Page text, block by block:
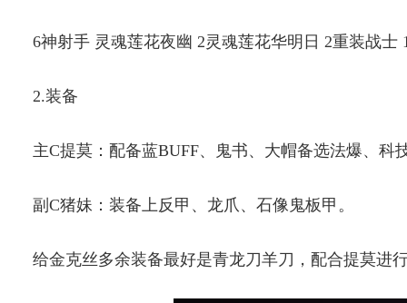
6神射手 灵魂莲花夜幽 2灵魂莲花华明日 2重装战士
2.装备
主C提莫：配备蓝BUFF、鬼书、大帽备选法爆、科
副C猪妹：装备上反甲、龙爪、石像鬼板甲。
给金克丝多余装备最好是青龙刀羊刀，配合提莫进